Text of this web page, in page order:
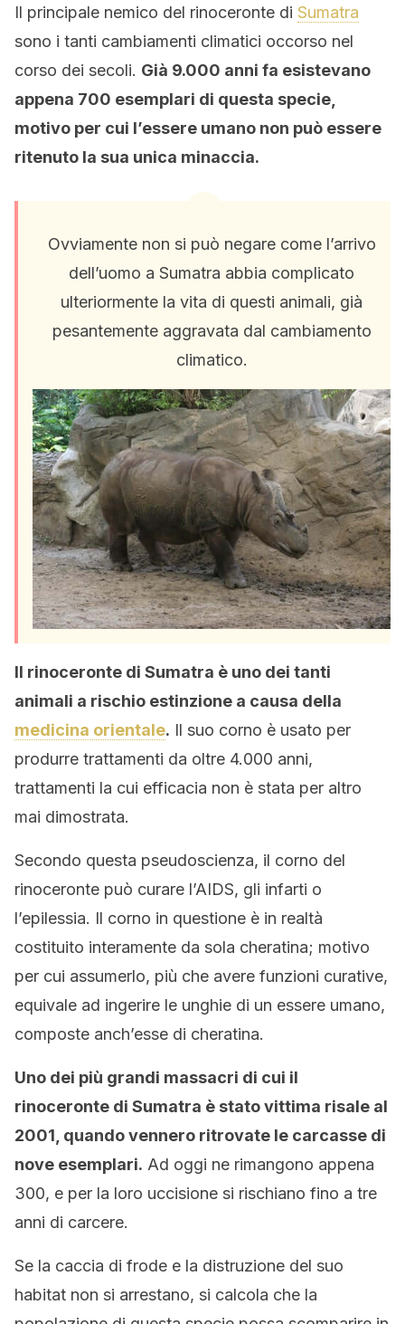
Il principale nemico del rinoceronte di Sumatra
sono i tanti cambiamenti climatici occorso nel
corso dei secoli. Già 9.000 anni fa esistevano
appena 700 esemplari di questa specie,
motivo per cui l’essere umano non può essere
ritenuto la sua unica minaccia.
Ovviamente non si può negare come l’arrivo
dell’uomo a Sumatra abbia complicato
ulteriormente la vita di questi animali, già
pesantemente aggravata dal cambiamento
climatico.
Il rinoceronte di Sumatra è uno dei tanti
animali a rischio estinzione a causa della
medicina orientale. Il suo corno è usato per
produrre trattamenti da oltre 4.000 anni,
trattamenti la cui efficacia non è stata per altro
mai dimostrata.
Secondo questa pseudoscienza, il corno del
rinoceronte può curare l’AIDS, gli infarti o
l’epilessia. Il corno in questione è in realtà
costituito interamente da sola cheratina; motivo
per cui assumerlo, più che avere funzioni curative,
equivale ad ingerire le unghie di un essere umano,
composte anch’esse di cheratina.
Uno dei più grandi massacri di cui il
rinoceronte di Sumatra è stato vittima risale al
2001, quando vennero ritrovate le carcasse di
nove esemplari. Ad oggi ne rimangono appena
300, e per la loro uccisione si rischiano fino a tre
anni di carcere.
Se la caccia di frode e la distruzione del suo
habitat non si arrestano, si calcola che la